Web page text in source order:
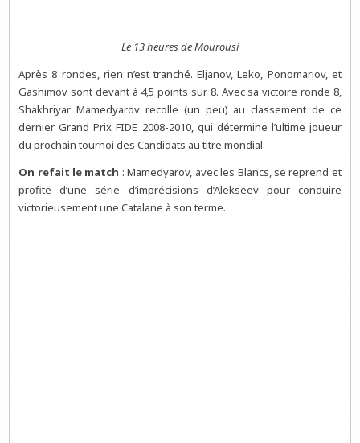
Le 13 heures de Mourousi
Après 8 rondes, rien n’est tranché. Eljanov, Leko, Ponomariov, et
Gashimov sont devant à 4,5 points sur 8. Avec sa victoire ronde 8,
Shakhriyar Mamedyarov recolle (un peu) au classement de ce
dernier Grand Prix FIDE 2008-2010, qui détermine l’ultime joueur
du prochain tournoi des Candidats au titre mondial.
On refait le match : Mamedyarov, avec les Blancs, se reprend et
profite d’une série d’imprécisions d’Alekseev pour conduire
victorieusement une Catalane à son terme.